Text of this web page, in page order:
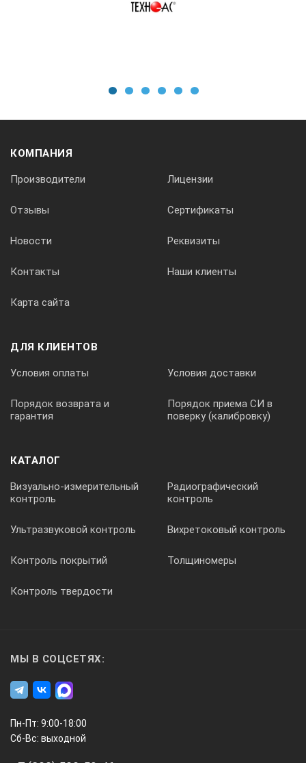
Рамочная антенна ЛИДЕР-ИР:
Максимальная мощность, подводимая к “рамке”, Вт
Модуль полного комплексного сопротивления на частоте
36
Пылевлагозащищенное, морозоустойчивое Для работы на
КОМПАНИЯ
Производители Лицензии
Отзывы Сертификаты
Новости Реквизиты
Контакты Наши клиенты
Карта сайта
ДЛЯ КЛИЕНТОВ
Условия оплаты Условия доставки
Порядок возврата и
гарантия
Порядок приема СИ в
поверку (калибровку)
КАТАЛОГ
Визуально-измерительный
контроль
Радиографический
контроль
Ультразвуковой контроль Вихретоковый контроль
Контроль покрытий Толщиномеры
Контроль твердости
МЫ В СОЦСЕТЯХ:
Пн-Пт: 9:00-18:00
Сб-Вс: выходной